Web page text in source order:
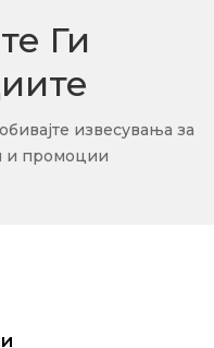
Ги
извесувања за
и промоции